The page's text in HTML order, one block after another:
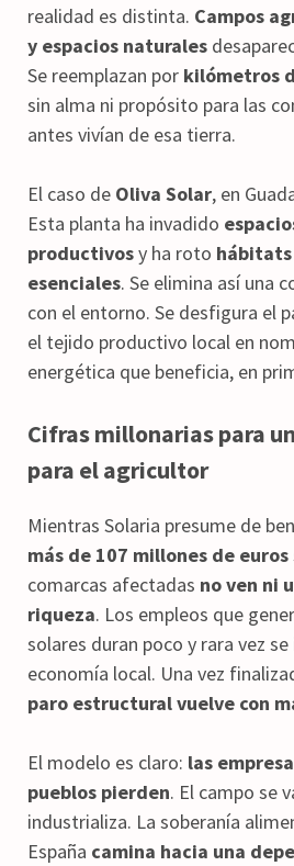
realidad es distinta. Campos
y espacios naturales
Se reemplazan por kilómetros
sin alma ni propósito para las
antes vivían de esa tierra.
El caso de Oliva Solar, en
Esta planta ha invadido
productivosy ha roto
esenciales. Se elimina así una
con el entorno. Se desfigura el
el tejido productivo local en
energética que beneficia, en
Cifras millonarias para
para el agricultor
Mientras Solaria presume de
más de 107 millones de euros
comarcas afectadas no ven ni
riqueza. Los empleos que
solares duran poco y rara vez
economía local. Una vez
paro estructural vuelve con
El modelo es claro: las
pueblos pierden. El campo se
industrializa. La soberanía
España camina hacia una